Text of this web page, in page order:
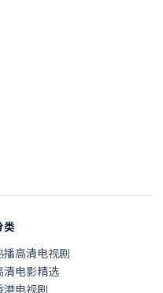
类
播高清电视剧
清电影精选
港电视剧